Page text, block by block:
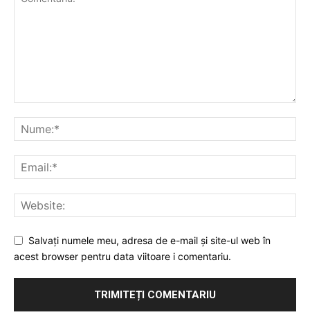
Salvați numele meu, adresa de e-mail și site-ul web în
acest browser pentru data viitoare i comentariu.